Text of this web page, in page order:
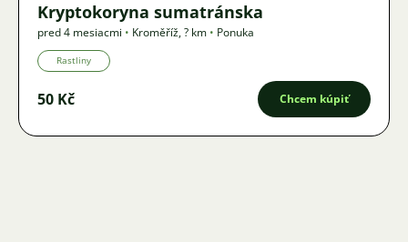
Kryptokoryna sumatránska
pred 4 mesiacmi • Kroměříž,? km • Ponuka
Rastliny
50 Kč Chcem kúpiť